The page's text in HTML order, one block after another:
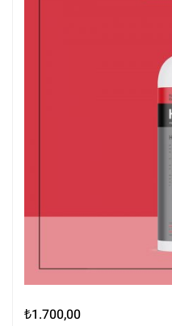
₺1.700,00